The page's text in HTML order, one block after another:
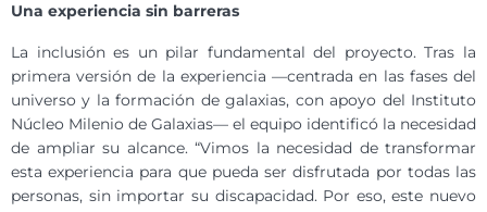
Una experiencia sin barreras
La inclusión es un pilar fundamental del proyecto. Tras la
primera versión de la experiencia —centrada en las fases del
universo y la formación de galaxias, con apoyo del Instituto
Núcleo Milenio de Galaxias— el equipo identificó la necesidad
de ampliar su alcance. “Vimos la necesidad de transformar
esta experiencia para que pueda ser disfrutada por todas las
personas, sin importar su discapacidad. Por eso, este nuevo